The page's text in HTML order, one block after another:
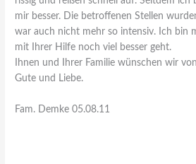
mir besser. Die betroffenen Stellen
war auch nicht mehr so intensiv. Ich bin
mit Ihrer Hilfe noch viel besser geht.
Ihnen und Ihrer Familie wünschen wir
Gute und Liebe.
Fam. Demke 05.08.11